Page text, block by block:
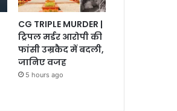
CG TRIPLE MURDER |
ट्रिपल मर्डर आरोपी की
फांसी उम्रकैद में बदली,
जानिए वजह
5 hours ago